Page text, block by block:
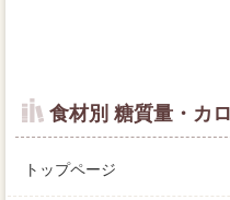
食材別 糖質量・カ
トップページ